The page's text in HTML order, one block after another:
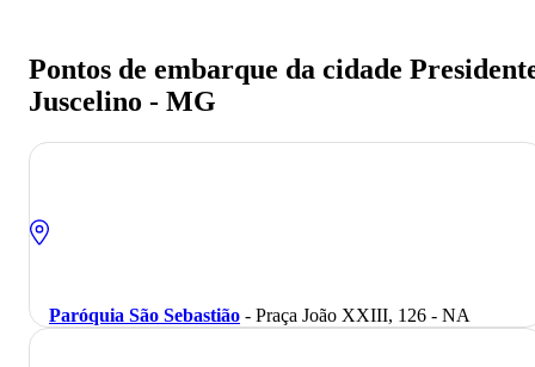
Pontos de embarque da cidade
Juscelino - MG
Paróquia São Sebastião - Praça João XXIII, 126 - NA